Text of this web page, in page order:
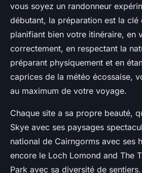
vous soyez un randonneur
débutant, la préparation est la clé
planifiant bien votre itinéraire, en
correctement, en respectant la
préparant physiquement et en
caprices de la météo écossaise,
au maximum de votre voyage.
Chaque site a sa propre beauté,
Skye avec ses paysages
national de Cairngorms avec ses
encore le Loch Lomond and The
Park avec sa diversité de